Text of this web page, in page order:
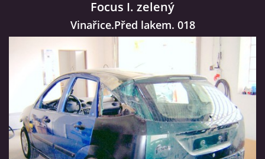
INFO PRO ZÁKAZNÍKY
KONTAKT
© 2026 eStránky.cz
Focus I. zelený
Vinařice.Před lakem. 018